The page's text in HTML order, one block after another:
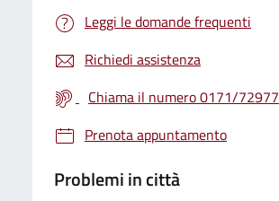
Leggi le domande frequenti
Richiedi assistenza
Chiama il numero 0171/72977
Prenota appuntamento
Problemi in città